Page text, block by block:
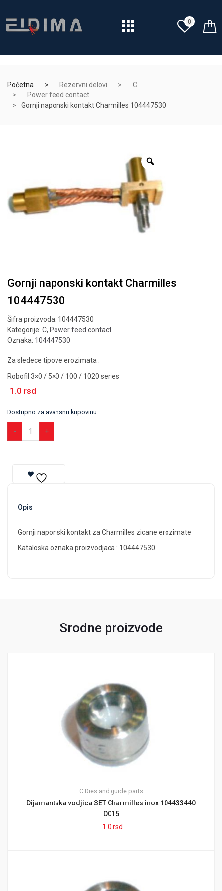
0
Početna Rezervni delovi
C
Power feed contact
Gornji naponski kontakt Charmilles 104447530
Gornji naponski kontakt Charmilles
104447530
Šifra proizvoda: 104447530
Kategorije: C, Power feed contact
Oznaka: 104447530
Za sledece tipove erozimata :
Robofil 3×0 / 5×0 / 100 / 1020 series
1.0 rsd
Dostupno za avansnu kupovinu
Opis
Gornji naponski kontakt za Charmilles zicane erozimate
Kataloska oznaka proizvodjaca : 104447530
Srodne proizvode
C Dies and guide parts
Dijamantska vodjica SET Charmilles inox 104433440
D015
1.0 rsd